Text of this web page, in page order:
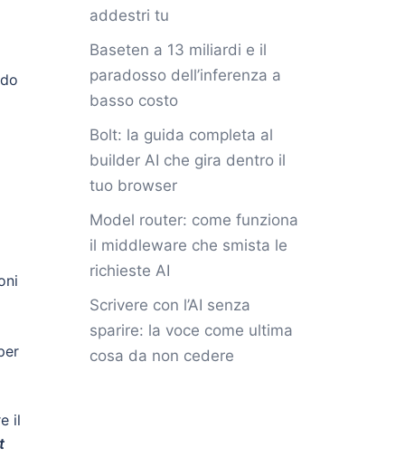
il
addestri tu
Baseten a 13 miliardi e il
paradosso dell’inferenza a
basso costo
Bolt: la guida completa al
builder AI che gira dentro il
tuo browser
Model router: come funziona
il middleware che smista le
richieste AI
Scrivere con l’AI senza
sparire: la voce come ultima
cosa da non cedere